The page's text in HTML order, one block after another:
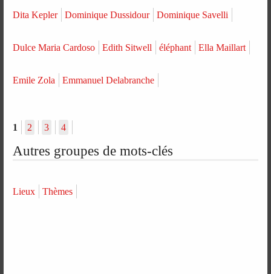
Dita Kepler Dominique Dussidour Dominique Savelli
Dulce Maria Cardoso Edith Sitwell éléphant Ella Maillart
Emile Zola Emmanuel Delabranche
1 2 3 4
Autres groupes de mots-clés
Lieux Thèmes